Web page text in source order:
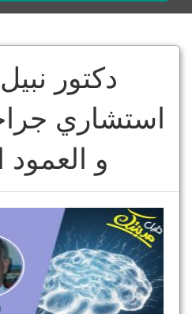
دكتور
استشاري
و العمود